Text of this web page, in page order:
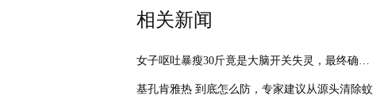
相关新闻
女子呕吐暴瘦30斤竟是大脑开关失灵，最终确诊为
基孔肯雅热 到底怎么防，专家建议从源头清除蚊